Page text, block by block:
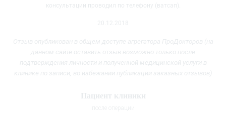
консультации проводил по телефону (ватсап).
20.12.2018
Отзыв опубликован в общем доступе агрегатора ПроДокторов (на
данном сайте оставить отзыв возможно только после
подтверждения личности и полученной медицинской услуги в
клинике
по записи, во избежании публикации заказных отзывов)
Пациент клиники